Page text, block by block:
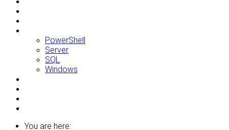
PowerShell
Server
SQL
Windows
You are here: